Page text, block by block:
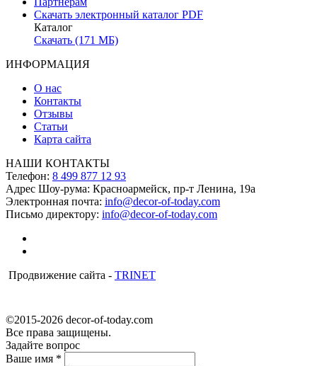
Скачать электронный каталог PDF
Каталог
Скачать (171 МБ)
ИНФОРМАЦИЯ
О нас
Контакты
Отзывы
Статьи
Карта сайта
НАШИ КОНТАКТЫ
Телефон: 8 499 877 12 93
Адрес Шоу-рума: Красноармейск, пр-т Ленина, 19а
Электронная почта: info@decor-of-today.com
Письмо директору: info@decor-of-today.com
Продвижение сайта - TRINET
©2015-2026 decor-of-today.com
Все права защищены.
Задайте вопрос
Ваше имя *